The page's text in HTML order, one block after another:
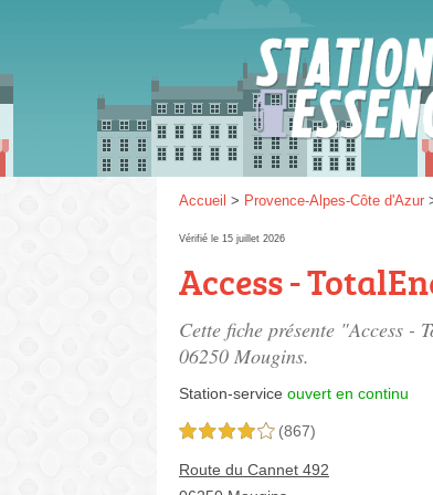
Accueil > Provence-Alpes-Côte d'Azur
Vérifié le 15 juillet 2026
Access -
Cette fiche présente "Access -
06250 Mougins.
Station-service ouvert en continu
4,0 étoiles sur 5 (867)
Route du Cannet 492